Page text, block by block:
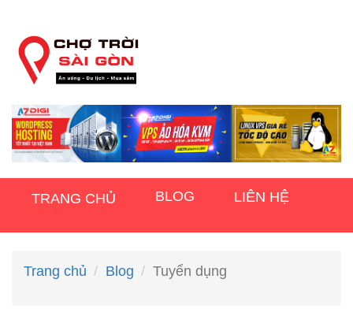
TRANG CHỦ BLOG LIÊN HỆ
Trang chủ Blog Tuyển dụng